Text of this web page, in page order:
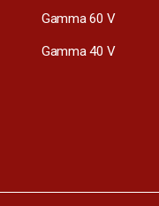
Gamma 60 V
Gamma 40 V